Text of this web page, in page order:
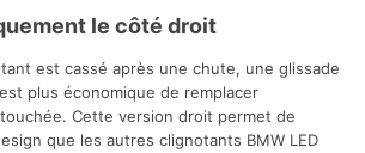
le côté droit
est cassé après une chute, une glissade
plus économique de remplacer
Cette version droit permet de
que les autres clignotants BMW LED